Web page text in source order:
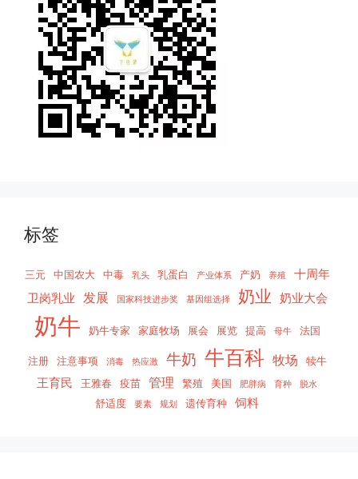
标签
三元 中国农大 中毒 乳头 乳蛋白 产业体系 产奶 养殖
十周年
卫岗乳业 发展 国家科技进步奖 基因组选择 奶业 奶业大会
奶牛 奶牛专家 家庭牧场 展会 展览 提高 母牛 法国
注册 注意事项 消毒 热应激 牛奶 牛百科 牧场 犊牛
王育民 王雅春 疫苗 管理 繁殖 美国 肥胖病 育种 脱水
舒适度 要素 规划 遗传育种 饲料